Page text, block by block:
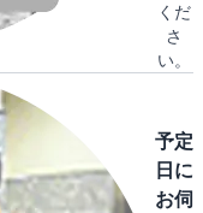
くだ
さ
い。
予定
日に
お伺